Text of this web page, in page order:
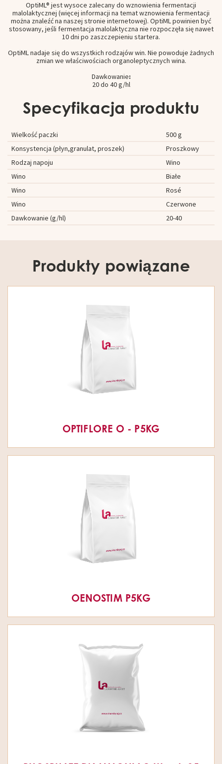
OptiML® jest wysoce zalecany do wznowienia fermentacji
malolaktycznej (więcej informacji na temat wznowienia fermentacji
można znaleźć na naszej stronie internetowej). OptiML powinien być
stosowany, jeśli fermentacja malolaktyczna nie rozpoczęła się nawet
10 dni po zaszczepieniu startera.
OptiML nadaje się do wszystkich rodzajów win. Nie powoduje żadnych
zmian we właściwościach organoleptycznych wina.
Dawkowanie:
20 do 40 g/hl
Specyfikacja produktu
Wielkość paczki
500 g
Konsystencja (płyn,granulat, proszek)
Proszkowy
Rodzaj napoju
Wino
Wino
Białe
Wino
Rosé
Wino
Czerwone
Dawkowanie (g/hl)
20-40
Produkty powiązane
OPTIFLORE O - P5KG
OENOSTIM P5KG